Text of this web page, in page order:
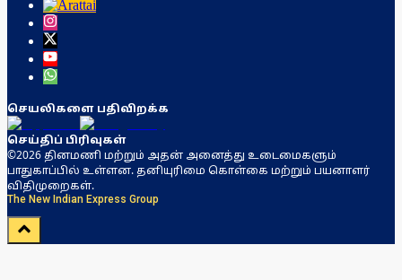
செயலிகளை பதிவிறக்க
செய்திப் பிரிவுகள்
©2026 தினமணி மற்றும் அதன் அனைத்து உடைமைகளும்
பாதுகாப்பில் உள்ளன. தனியுரிமை கொள்கை மற்றும் பயனாளர்
விதிமுறைகள்.
The New Indian Express Group